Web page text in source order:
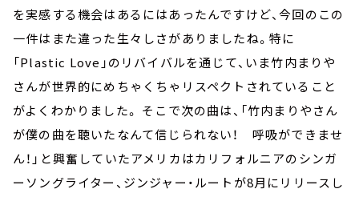
を実感する機会はあるにはあったんですけど、今回のこの
一件はまた違った生々しさがありましたね。特に
「Plastic Love」のリバイバルを通じて、いま竹内まりや
さんが世界的にめちゃくちゃリスペクトされていること
がよくわかりました。 そこで次の曲は、「竹内まりやさん
が僕の曲を聴いたなんて信じられない！ 呼吸ができませ
ん！」と興奮していたアメリカはカリフォルニアのシンガ
ーソングライター、ジンジャー・ルートが8月にリリースし